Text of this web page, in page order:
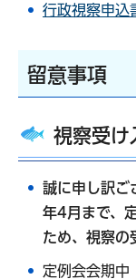
行政視察申込
留意事項
視察受け
誠に申し訳
年4月まで、
ため、視察の
定例会会期